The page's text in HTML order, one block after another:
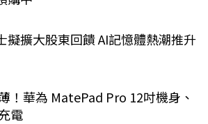
擬擴大股東回饋 AI記憶體熱潮推升
！華為 MatePad Pro 12吋機身、
電